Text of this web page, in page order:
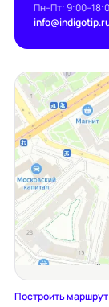
Пн–Пт:
Построить